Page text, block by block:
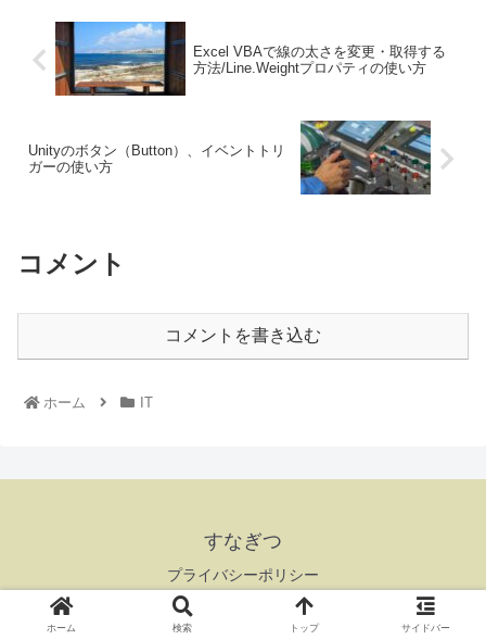
Excel VBAで線の太さを変更・取得する
方法/Line.Weightプロパティの使い方
Unityのボタン（Button）、イベントトリ
ガーの使い方
コメント
コメントを書き込む
ホーム IT
すなぎつ
プライバシーポリシー
Copyright © 2018-2026 すなぎつ All Rights Reserved.
ホーム 検索 トップ サイドバー